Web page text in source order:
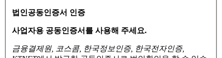
법인공동인증서 인증
사업자용 공동인증서를 사용해 주세요.
금융결제원, 코스콤, 한국정보인증, 한국전자인증,